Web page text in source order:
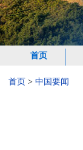
首页
首页 > 中国要闻